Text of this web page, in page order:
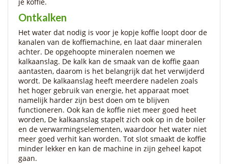
Ontkalken
Het water dat nodig is voor je kopje koffie loopt door de
kanalen van de koffiemachine, en laat daar mineralen
achter. De opgehoopte mineralen noemen we
kalkaanslag. De kalk kan de smaak van de koffie gaan
aantasten, daarom is het belangrijk dat het verwijderd
wordt. De kalkaanslag heeft meerdere nadelen zoals
het hoger gebruik van energie, het apparaat moet
namelijk harder zijn best doen om te blijven
functioneren. Ook kan de koffie niet meer goed heet
worden, De kalkaanslag stapelt zich ook op in de boiler
en de verwarmingselementen, waardoor het water niet
meer goed verhit kan worden. Tot slot smaakt de koffie
minder lekker en kan de machine in zijn geheel kapot
gaan.